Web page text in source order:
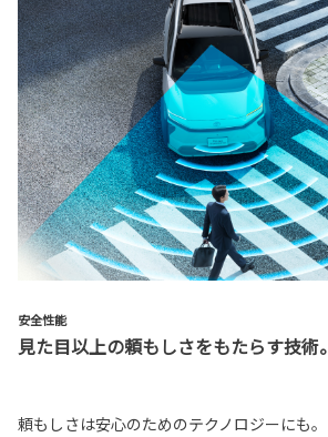
安全性能
見た目以上の頼もしさをもたらす技術。
頼もしさは安心のためのテクノロジーにも。